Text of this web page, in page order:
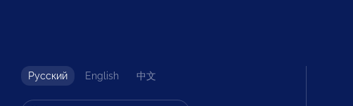
Русский English 中文